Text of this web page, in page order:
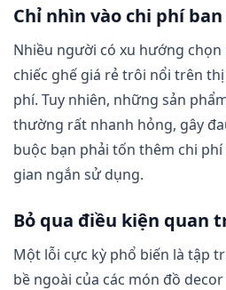
Chỉ nhìn vào chi phí
Nhiều người có xu hướng
chiếc ghế giá rẻ trôi nổi trên
phí. Tuy nhiên, những sản
thường rất nhanh hỏng, gây
buộc bạn phải tốn thêm chi
gian ngắn sử dụng.
Bỏ qua điều kiện quan
Một lỗi cực kỳ phổ biến là tập
bề ngoài của các món đồ